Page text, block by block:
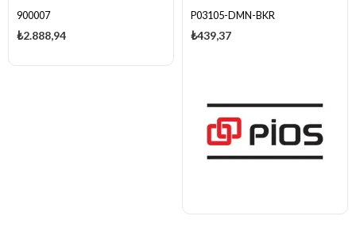
900007
₺2.888,94
P03105-DMN-BKR
₺439,37